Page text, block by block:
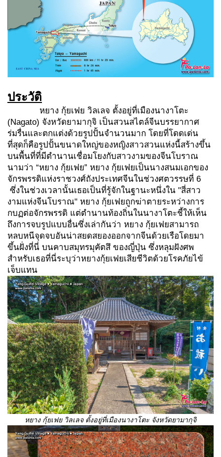
ประวัติ
หยาง กุ้ยเฟย วิลเลจ ตั้งอยู่ที่เมืองนางาโตะ
(Nagato) จังหวัดยามากุจิ เป็นสวนสไตล์จีนบรรยากาศ
ร่มรื่นและตกแต่งด้วยรูปปั้นจำนวนมาก โดยที่โดดเด่น
ที่สุดก็คือรูปปั้นขนาดใหญ่ของหญิงสาวสวนแห่งนี้สร้างขึ้น
บนพื้นที่ที่มีตำนานเชื่อมโยงกับสาวงามของจีนโบราณ
นามว่า “หยาง กุ้ยเฟย” หยาง กุ้ยเฟยเป็นนางสนมเอกของ
จักรพรรดิแห่งราชวงศ์ถังประเทศจีนในช่วงศตวรรษที่ 6
ซึ่งในช่วงเวลานั้นเธอเป็นที่รู้จักในฐานะหนึ่งใน "สี่สาว
งามแห่งจีนโบราณ" หยาง กุ้ยเฟยถูกฆ่าตายระหว่างการ
กบฏต่อจักรพรรดิ แต่ตำนานท้องถิ่นในนางาโตะชี้ให้เห็น
ถึงการจบรูปแบบอื่นซึ่งเล่ากันว่า หยาง กุ้ยเฟยสามารถ
หลบหนีจุดจบอันน่าสยดสยองออกจากจีนด้วยเรือโดยมา
ขึ้นฝั่งที่นี่ บนคาบสมุทรมุคัตสึ ของญี่ปุ่น ซึ่งหลุมฝังศพ
สำหรับเธอที่นี่ระบุว่าหยางกุ้ยเฟยเสียชีวิตด้วยโรคภัยไข้
เจ็บแทน
หยาง กุ้ยเฟย วิลเลจ ตั้งอยู่ที่เมืองนางาโตะ จังหวัดยามากุจิ